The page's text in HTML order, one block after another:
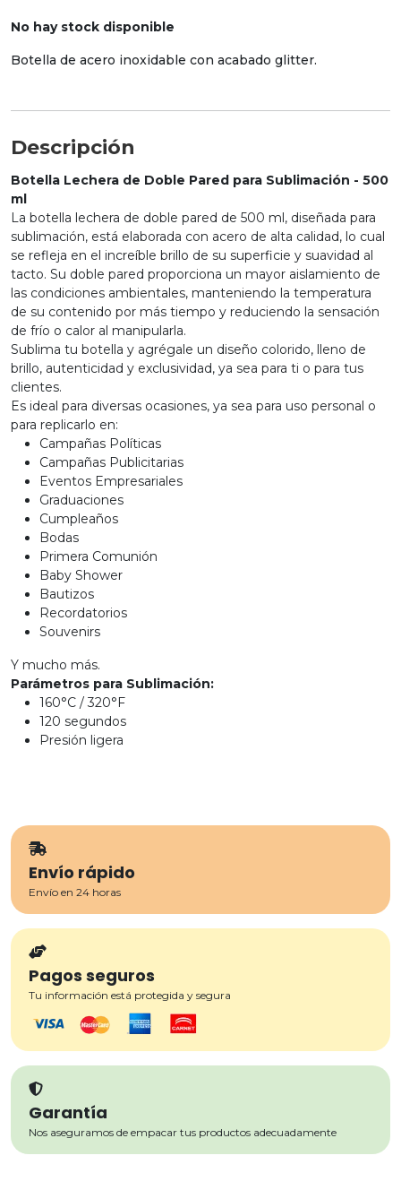
No hay stock disponible
Botella de acero inoxidable con acabado glitter.
Descripción
Botella Lechera de Doble Pared para Sublimación - 500
ml
La botella lechera de doble pared de 500 ml, diseñada para
sublimación, está elaborada con acero de alta calidad, lo cual
se refleja en el increíble brillo de su superficie y suavidad al
tacto. Su doble pared proporciona un mayor aislamiento de
las condiciones ambientales, manteniendo la temperatura
de su contenido por más tiempo y reduciendo la sensación
de frío o calor al manipularla.
Sublima tu botella y agrégale un diseño colorido, lleno de
brillo, autenticidad y exclusividad, ya sea para ti o para tus
clientes.
Es ideal para diversas ocasiones, ya sea para uso personal o
para replicarlo en:
Campañas Políticas
Campañas Publicitarias
Eventos Empresariales
Graduaciones
Cumpleaños
Bodas
Primera Comunión
Baby Shower
Bautizos
Recordatorios
Souvenirs
Y mucho más.
Parámetros para Sublimación:
160°C / 320°F
120 segundos
Presión ligera
Envío rápido
Envío en 24 horas
Pagos seguros
Tu información está protegida y segura
Garantía
Nos aseguramos de empacar tus productos adecuadamente